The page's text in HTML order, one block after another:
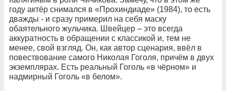
году актёр снимался в «Прохиндиаде» (1984), то есть
дважды - и сразу примерил на себя маску
обаятельного жульчика. Швейцер – это всегда
аккуратность в обращении с классикой и, тем не
менее, свой взгляд. Он, как автор сценария, ввёл в
повествование самого Николая Гоголя, причём в двух
экземплярах. Есть реальный Гоголь «в чёрном» и
надмирный Гоголь «в белом».